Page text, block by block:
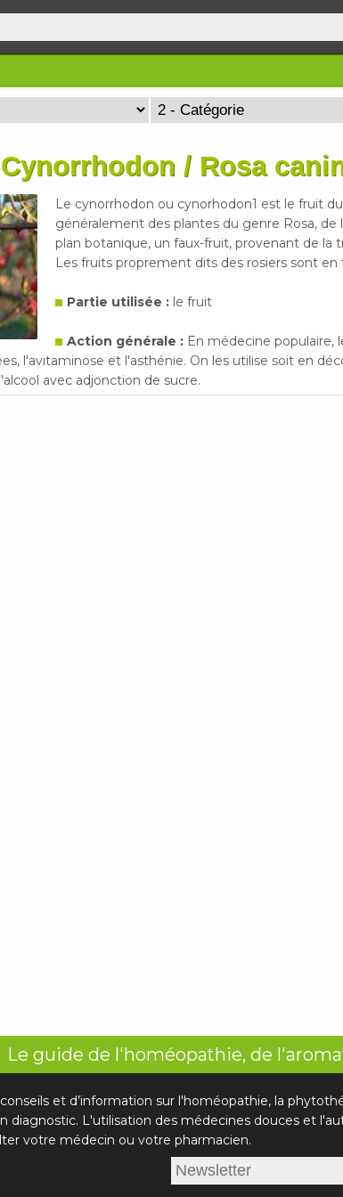
/ Rosa
Le cynorrhodon ou cynorhodon1 est le fruit
généralement des plantes du genre Rosa, de
plan botanique, un faux-fruit, provenant de la
Les fruits proprement dits des rosiers sont en
Partie utilisée : le fruit
Action générale : En médecine populaire,
l'avitaminose et l'asthénie. On les utilise soit en
avec adjonction de sucre.
Le guide de l'homéopathie, de
et d’information sur l'homéopathie, la
diagnostic. L'utilisation des médecines douces et
votre médecin ou votre pharmacien.